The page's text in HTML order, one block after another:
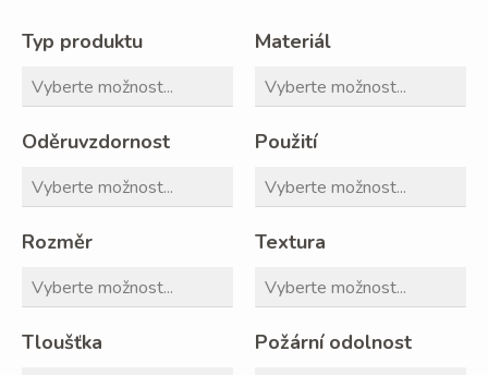
Typ produktu Materiál
Oděruvzdornost Použití
Rozměr Textura
Tloušťka Požární odolnost